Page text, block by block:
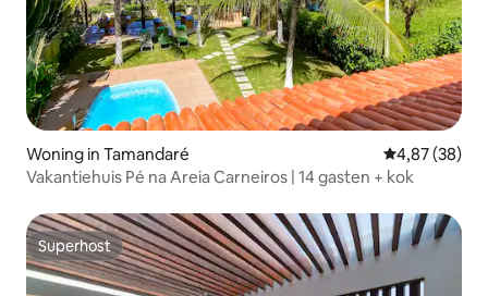
Woning in Tamandaré Gemiddelde
4,87 (38)
Vakantiehuis Pé na Areia Carneiros | 14 gasten + kok
Superhost
Superhost